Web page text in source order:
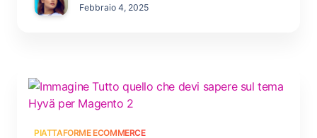
Febbraio 4, 2025
PIATTAFORME ECOMMERCE